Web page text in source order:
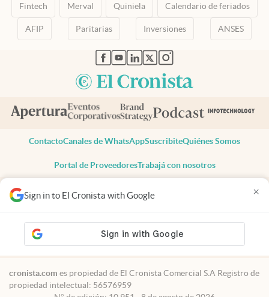
Sign in to El Cronista with Google ×
Fintech Merval Quiniela Calendario de feriados
AFIP Paritarias Inversiones ANSES
abre en nueva pestaña
abre en nueva pestaña
abre en nueva pestaña
abre en nueva pestaña
abre en nueva pestaña
ContactoCanales de WhatsAppSuscribiteQuiénes Somos
Portal de ProveedoresTrabajá con nosotros
Todos los derechos reservados
Privacidad
Consentimiento
Tel:+54 11 7078-3270
cronista.com es propiedad de El Cronista Comercial S.A Registro de
propiedad intelectual: 56576959